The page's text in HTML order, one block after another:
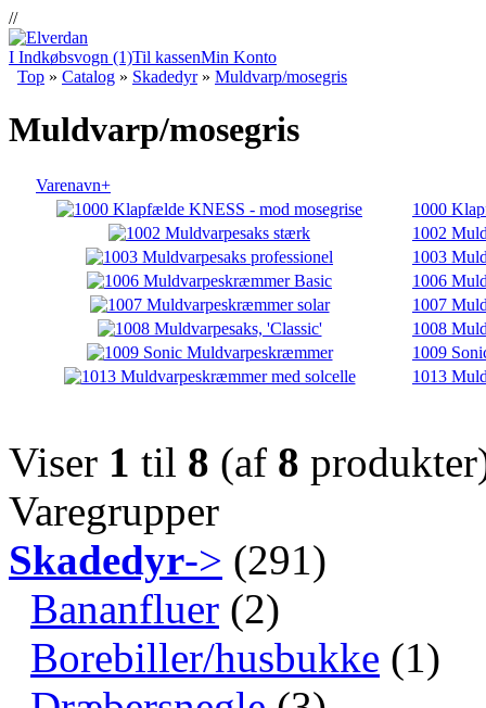
//
I Indkøbsvogn (1)Til kassenMin Konto
Top » Catalog » Skadedyr» Muldvarp/mosegris
Muldvarp/mosegris
Varenavn+
1000
1002
1003
1006
1007
1008
1009
1013
Viser 1 til 8 (af 8
Varegrupper
Skadedyr-> (291)
Bananfluer (2)
Borebiller/husbukke (1)